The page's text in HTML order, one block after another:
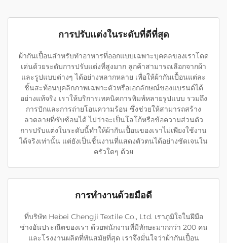
การปรับแต่งในระดับที่ดีที่สุด
ผ้ากันเปื้อนสำหรับทำอาหารที่ออกแบบเฉพาะบุคคลของเราโดด
เด่นด้วยระดับการปรับแต่งที่สูงมาก ลูกค้าสามารถเลือกจากผ้า
และรูปแบบต่างๆ ได้อย่างหลากหลาย เพื่อให้ผ้ากันเปื้อนแต่ละ
ชิ้นสะท้อนบุคลิกภาพเฉพาะตัวหรือเอกลักษณ์ของแบรนด์ได้
อย่างแท้จริง เราให้บริการเทคนิคการพิมพ์หลายรูปแบบ รวมถึง
การปักและการถ่ายโอนความร้อน ซึ่งช่วยให้สามารถสร้าง
ลวดลายที่ซับซ้อนได้ ไม่ว่าจะเป็นโลโก้หรือข้อความส่วนตัว
การปรับแต่งในระดับนี้ทำให้ผ้ากันเปื้อนของเราไม่เพียงใช้งาน
ได้จริงเท่านั้น แต่ยังเป็นชิ้นงานที่แสดงตัวตนได้อย่างชัดเจนใน
ครัวใดๆ ด้วย
การทํางานด้วยมือดี
ที่บริษัท Hebei Chengji Textile Co., Ltd. เราภูมิใจในฝีมือ
ช่างอันประณีตของเรา ด้วยพนักงานที่มีทักษะมากกว่า 200 คน
และโรงงานผลิตที่ทันสมัยที่สุด เราจึงมั่นใจว่าผ้ากันเปื้อน